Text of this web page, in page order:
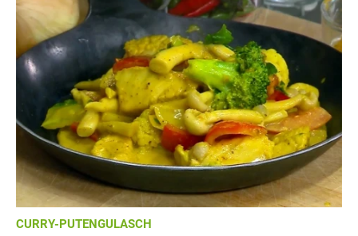
CURRY-PUTENGULASCH